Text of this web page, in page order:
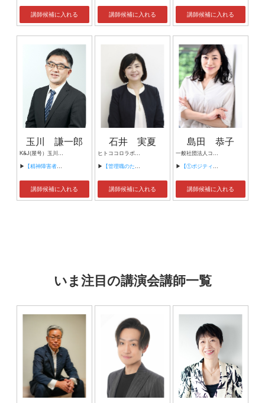
講師候補に入れる 講師候補に入れる 講師候補に入れる
玉川 謙一郎
K&J(屋号）玉川謙一郎
▶ 【精神障害者だって働ける！】
講師候補に入れる
石井 実夏
ヒトココロラボ合同会社 代表 臨床心理士
▶ 【管理職のための メンタルヘルス問題対応の基本】
講師候補に入れる
島田 恭子
一般社団法人ココロバランス研究所 代表理事 東洋大学現代社会総合研究所 研究員 日本カスタマーハラスメント対応協会 代表
▶ 【①ポジティブ心理学を、仕事や職場に応用しよう！】
講師候補に入れる
いま注目の講演会講師一覧